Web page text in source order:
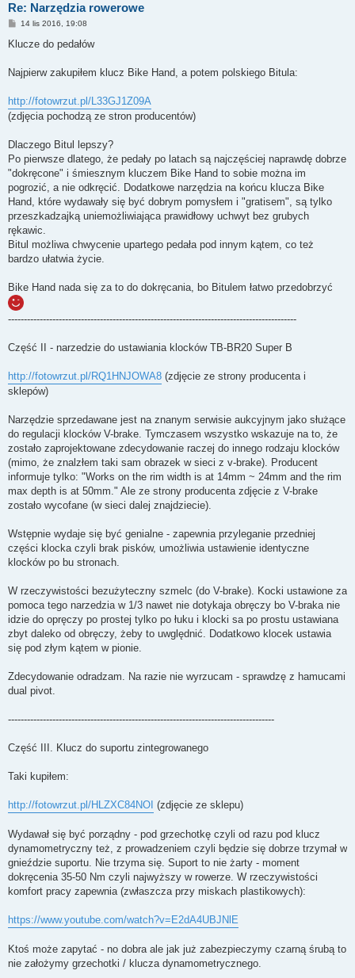
Re: Narzędzia rowerowe
P
s
14 lis 2016, 19:08
Klucze do pedałów
Najpierw zakupiłem klucz Bike Hand, a potem polskiego Bitula:
http://fotowrzut.pl/L33GJ1Z09A
(zdjęcia pochodzą ze stron producentów)
Dlaczego Bitul lepszy?
Po pierwsze dlatego, że pedały po latach są najczęściej naprawdę dobrze
"dokręcone" i śmiesznym kluczem Bike Hand to sobie można im
pogrozić, a nie odkręcić. Dodatkowe narzędzia na końcu klucza Bike
Hand, które wydawały się być dobrym pomysłem i "gratisem", są tylko
przeszkadzajką uniemożliwiająca prawidłowy uchwyt bez grubych
rękawic.
Bitul możliwa chwycenie upartego pedała pod innym kątem, co też
bardzo ułatwia życie.
Bike Hand nada się za to do dokręcania, bo Bitulem łatwo przedobrzyć
-------------------------------------------------------------------------------------------
Część II - narzedzie do ustawiania klocków TB-BR20 Super B
http://fotowrzut.pl/RQ1HNJOWA8 (zdjęcie ze strony producenta i
sklepów)
Narzędzie sprzedawane jest na znanym serwisie aukcyjnym jako służące
do regulacji klocków V-brake. Tymczasem wszystko wskazuje na to, że
zostało zaprojektowane zdecydowanie raczej do innego rodzaju klocków
(mimo, że znalzłem taki sam obrazek w sieci z v-brake). Producent
informuje tylko: "Works on the rim width is at 14mm ~ 24mm and the rim
max depth is at 50mm." Ale ze strony producenta zdjęcie z V-brake
zostało wycofane (w sieci dalej znajdziecie).
Wstępnie wydaje się być genialne - zapewnia przyleganie przedniej
części klocka czyli brak pisków, umożliwia ustawienie identyczne
klocków po bu stronach.
W rzeczywistości bezużyteczny szmelc (do V-brake). Kocki ustawione za
pomoca tego narzedzia w 1/3 nawet nie dotykaja obręczy bo V-braka nie
idzie do opręczy po prostej tylko po łuku i klocki sa po prostu ustawiana
zbyt daleko od obręczy, żeby to uwględnić. Dodatkowo klocek ustawia
się pod złym kątem w pionie.
Zdecydowanie odradzam. Na razie nie wyrzucam - sprawdzę z hamucami
dual pivot.
------------------------------------------------------------------------------------
Część III. Klucz do suportu zintegrowanego
Taki kupiłem:
http://fotowrzut.pl/HLZXC84NOI (zdjęcie ze sklepu)
Wydawał się być porządny - pod grzechotkę czyli od razu pod klucz
dynamometryczny też, z prowadzeniem czyli będzie się dobrze trzymał w
gnieździe suportu. Nie trzyma się. Suport to nie żarty - moment
dokręcenia 35-50 Nm czyli najwyższy w rowerze. W rzeczywistości
komfort pracy zapewnia (zwłaszcza przy miskach plastikowych):
https://www.youtube.com/watch?v=E2dA4UBJNlE
Ktoś może zapytać - no dobra ale jak już zabezpieczymy czarną śrubą to
nie założymy grzechotki / klucza dynamometrycznego.